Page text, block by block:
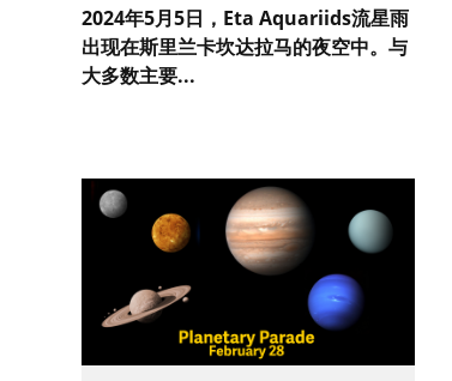
2024年5月5日，Eta Aquariids流星雨
出现在斯里兰卡坎达拉马的夜空中。与
大多数主要...